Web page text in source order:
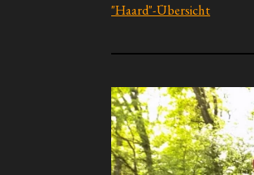
"Haard"-Übersicht